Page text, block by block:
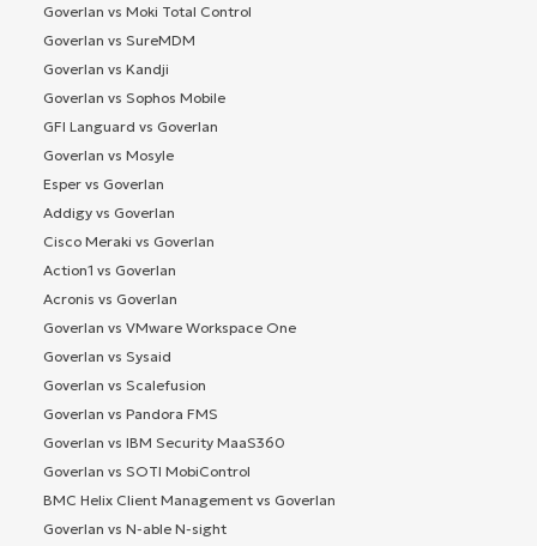
Goverlan vs Moki Total Control
Goverlan vs SureMDM
Goverlan vs Kandji
Goverlan vs Sophos Mobile
GFI Languard vs Goverlan
Goverlan vs Mosyle
Esper vs Goverlan
Addigy vs Goverlan
Cisco Meraki vs Goverlan
Action1 vs Goverlan
Acronis vs Goverlan
Goverlan vs VMware Workspace One
Goverlan vs Sysaid
Goverlan vs Scalefusion
Goverlan vs Pandora FMS
Goverlan vs IBM Security MaaS360
Goverlan vs SOTI MobiControl
BMC Helix Client Management vs Goverlan
Goverlan vs N-able N-sight